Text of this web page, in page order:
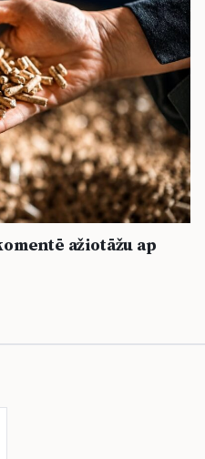
ažiotāžu ap